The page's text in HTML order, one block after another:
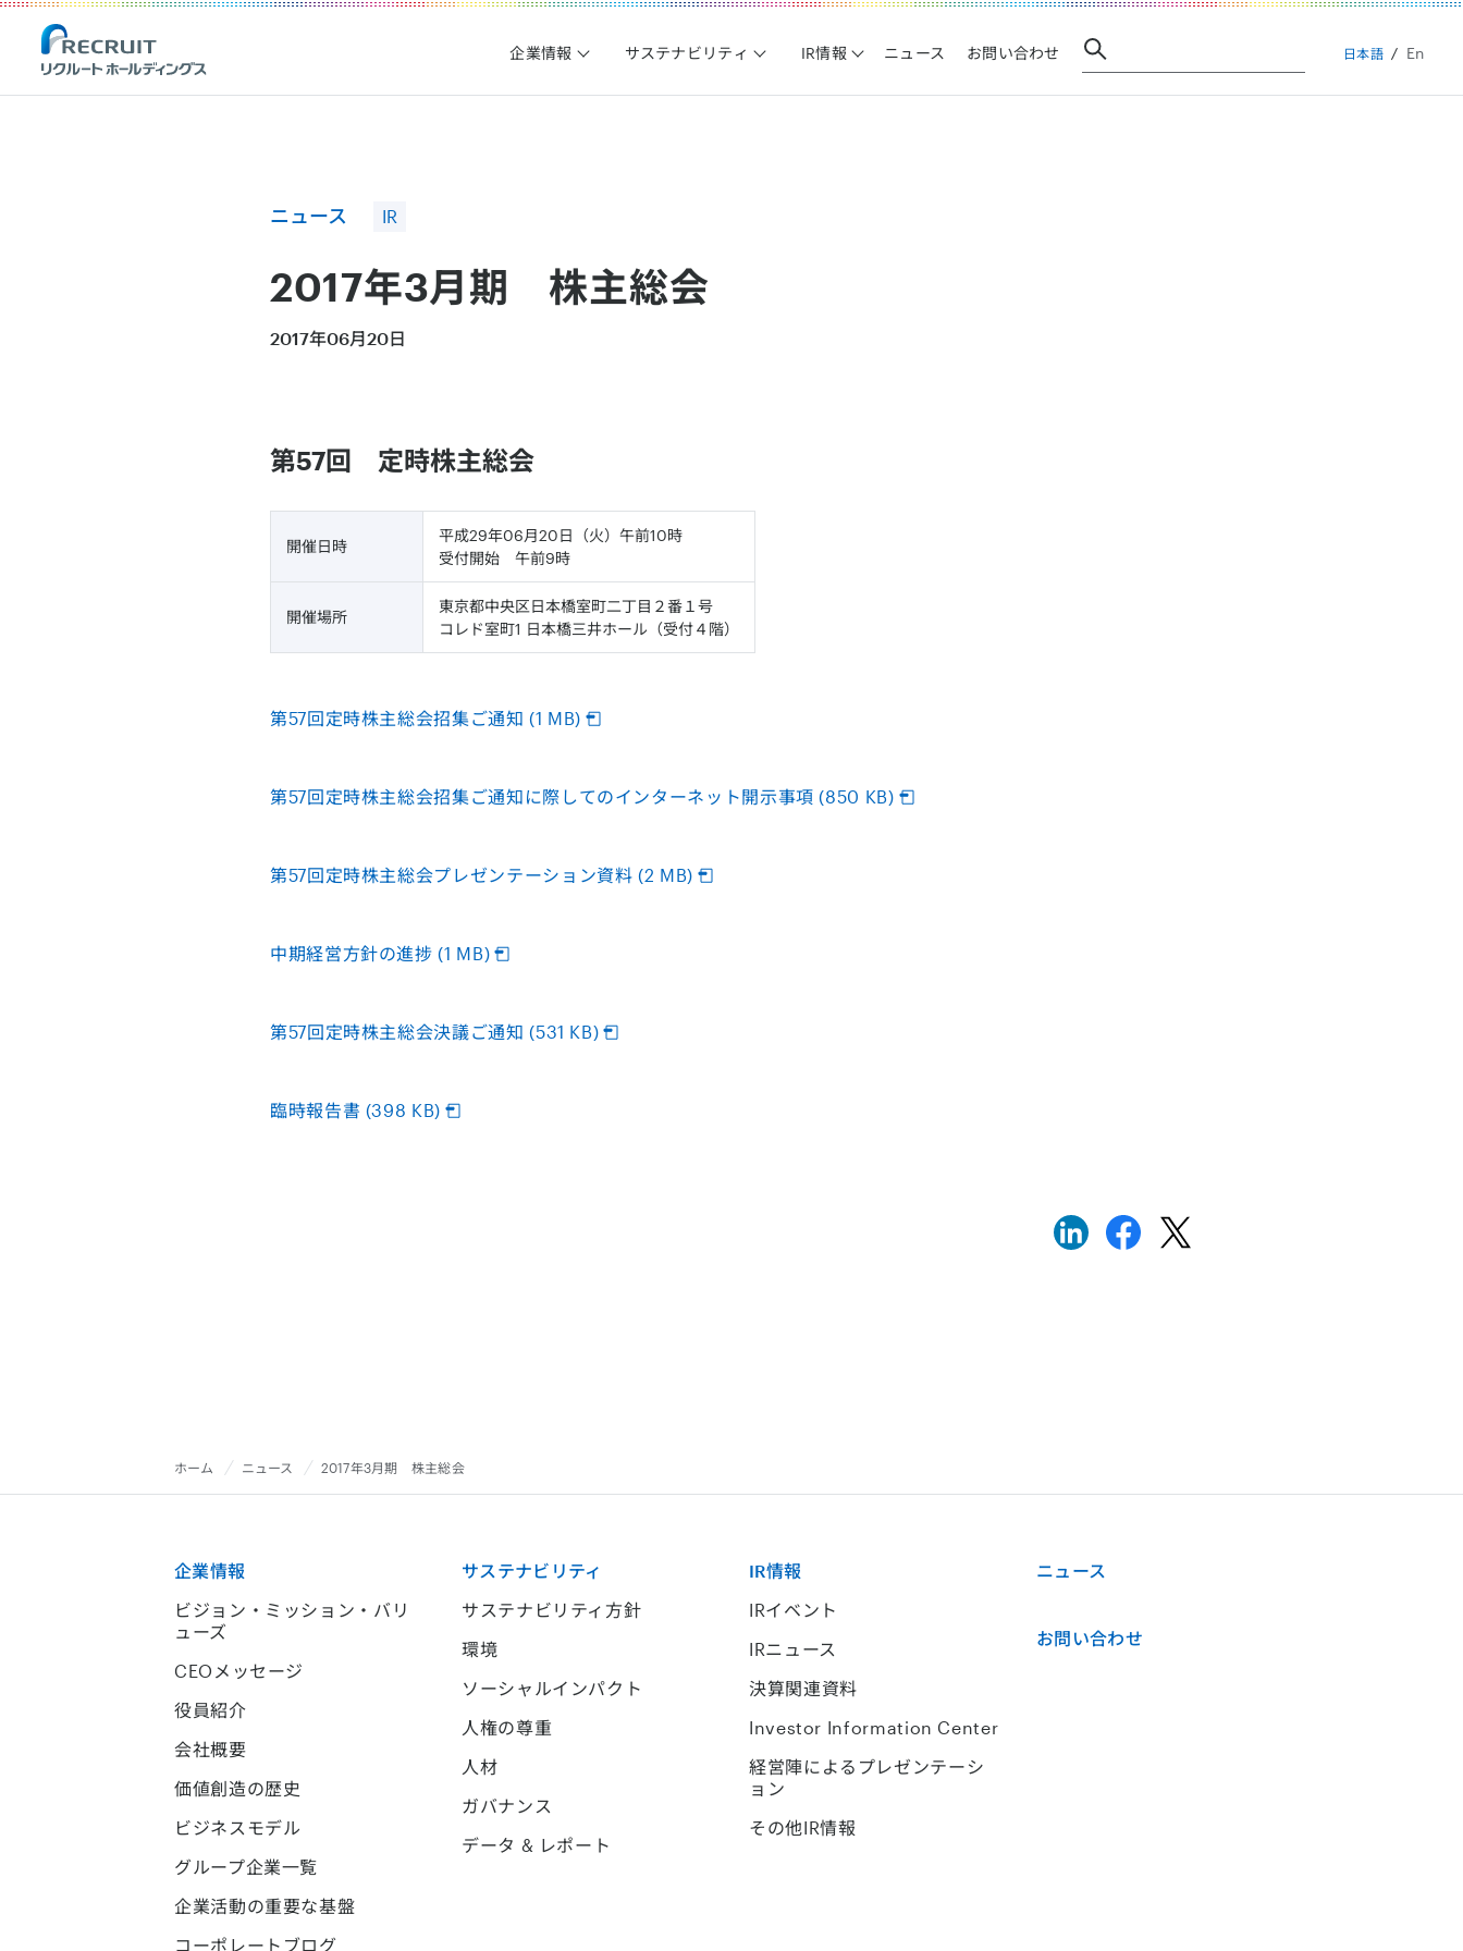
Recruit Holdings
企業情報 サステナビリティ IR情報 ニュース お問い合わせ 日本語 En
ニュース IR
2017年3月期 株主総会
2017年06月20日
第57回 定時株主総会
開催日時
平成29年06月20日（火）午前10時
受付開始 午前9時
開催場所
東京都中央区日本橋室町二丁目２番１号
コレド室町1 日本橋三井ホール（受付４階）
第57回定時株主総会招集ご通知 (1 MB)
第57回定時株主総会招集ご通知に際してのインターネット開示事項 (850 KB)
第57回定時株主総会プレゼンテーション資料 (2 MB)
中期経営方針の進捗 (1 MB)
第57回定時株主総会決議ご通知 (531 KB)
臨時報告書 (398 KB)
ホーム ニュース 2017年3月期 株主総会
企業情報
ビジョン・ミッション・バリ
ューズ
CEOメッセージ
役員紹介
会社概要
価値創造の歴史
ビジネスモデル
グループ企業一覧
企業活動の重要な基盤
コーポレートブログ
サステナビリティ
サステナビリティ方針
環境
ソーシャルインパクト
人権の尊重
人材
ガバナンス
データ & レポート
IR情報
IRイベント
IRニュース
決算関連資料
Investor Information Center
経営陣によるプレゼンテーシ
ョン
その他IR情報
ニュース
お問い合わせ